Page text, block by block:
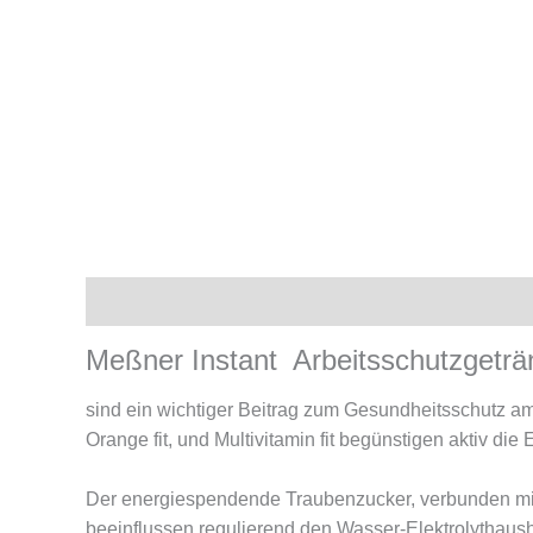
Meßner Instant
sind ein wichtiger Beitrag zum Gesundheitsschutz
Orange fit, und Multivitamin fit begünstigen aktiv die
Der energiespendende Traubenzucker, verbunden